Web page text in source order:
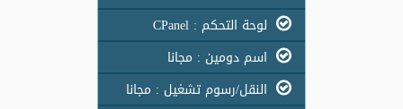
لوحة التحكم : CPanel
اسم دومين : مجانا
النقل/رسوم تشغيل : مجانا